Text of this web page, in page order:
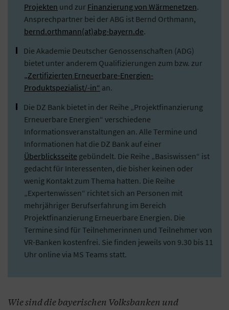
Projekten und zur Finanzierung von Wärmenetzen.
Ansprechpartner bei der ABG ist Bernd Orthmann,
bernd.orthmann(at)abg-bayern.de.
Die Akademie Deutscher Genossenschaften (ADG)
bietet unter anderem Qualifizierungen zum bzw. zur
„Zertifizierten Erneuerbare-Energien-
Produktspezialist/-in“ an.
Die DZ Bank bietet in der Reihe „Projektfinanzierung
Erneuerbare Energien“ verschiedene
Informationsveranstaltungen an. Alle Termine und
Informationen hat die DZ Bank auf einer
Überblicksseite gebündelt. Die Reihe „Basiswissen“ ist
gedacht für Interessenten, die bisher keinen oder
wenig Kontakt zum Thema hatten. Die Reihe
„Expertenwissen“ richtet sich an Personen mit
mehrjähriger Berufserfahrung im Bereich
Projektfinanzierung Erneuerbare Energien. Die
Termine sind für Teilnehmerinnen und Teilnehmer von
VR-Banken kostenfrei. Sie finden jeweils von 9.30 bis 11
Uhr online via MS Teams statt.
Wie sind die bayerischen Volksbanken und